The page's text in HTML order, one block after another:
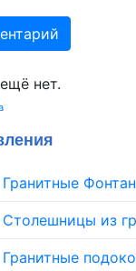
нет.
Гранитные
Столешницы из
Гранитные